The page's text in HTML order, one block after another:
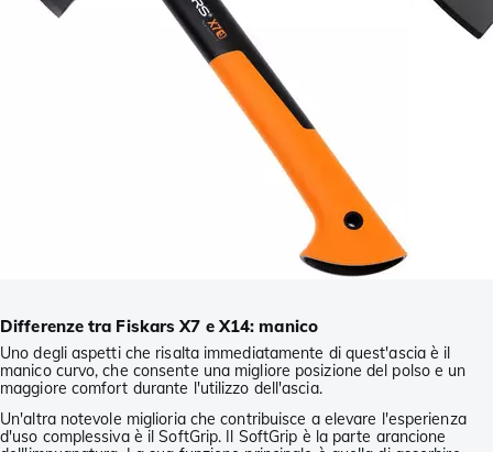
Differenze tra Fiskars X7 e X14: manico
Uno degli aspetti che risalta immediatamente di quest'ascia è il
manico curvo, che consente una migliore posizione del polso e un
maggiore comfort durante l'utilizzo dell'ascia.
Un'altra notevole miglioria che contribuisce a elevare l'esperienza
d'uso complessiva è il SoftGrip. Il SoftGrip è la parte arancione